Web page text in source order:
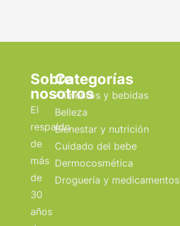
Sobre
nosotros
El
respaldo
de
más
de
30
años
Categorías
Alimentos y bebidas
Belleza
Bienestar y nutrición
Cuidado del bebe
Dermocosmética
Droguería y medicamentos